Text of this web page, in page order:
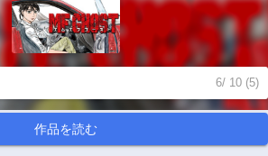
6/ 10 (5)
作品を読む